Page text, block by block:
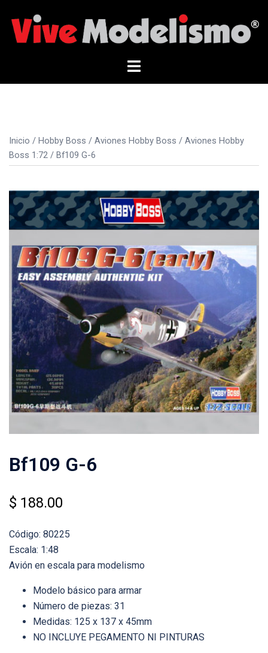
contenido
Alternar
Inicio / Hobby Boss / Aviones Hobby Boss / Aviones Hobby
Boss 1:72 / Bf109 G-6
Bf109 G-6
$ 188.00
Código: 80225
Escala: 1:48
Avión en escala para modelismo
Modelo básico para armar
Número de piezas: 31
Medidas: 125 x 137 x 45mm
NO INCLUYE PEGAMENTO NI PINTURAS